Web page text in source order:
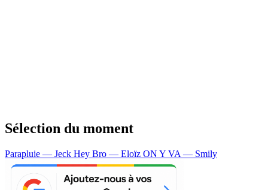
Sélection du moment
Parapluie — Jeck Hey Bro — Eloïz ON Y VA — Smily